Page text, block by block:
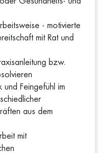
- motivierte
mit Rat und
bzw.
und Feingefühl im
aus dem
mit